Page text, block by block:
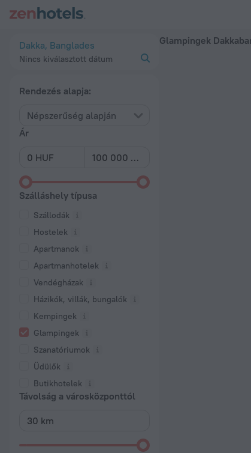
Dakka, Banglades
Nincs kiválasztott dátum
Rendezés alapja:
Népszerűség alapján
Ár
Szálláshely típusa
Szállodák
Hostelek
Apartmanok
Apartmanhotelek
Vendégházak
Házikók, villák, bungalók
Kempingek
Glampingek
Szanatóriumok
Üdülők
Butikhotelek
Távolság a városközponttól
Glampingek
A 20 legjobb Glampingek Dakkaban 2026 ártól –